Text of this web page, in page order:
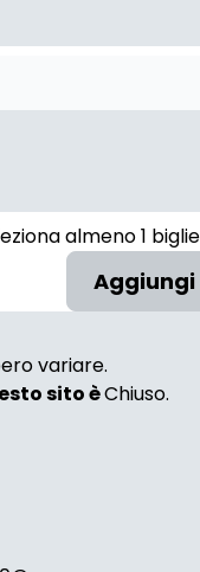
almeno 1
variare.
sito èChiuso.